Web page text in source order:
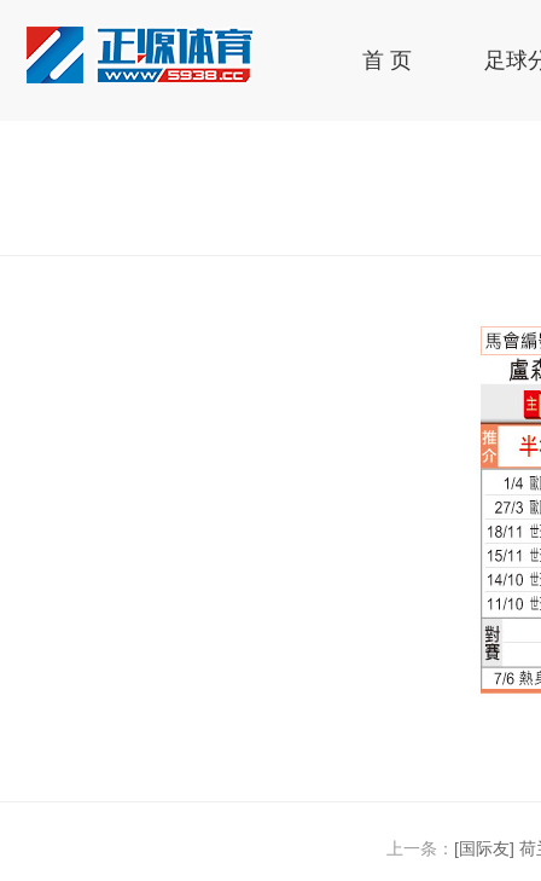
首 页 足球
上一条： [国际友]